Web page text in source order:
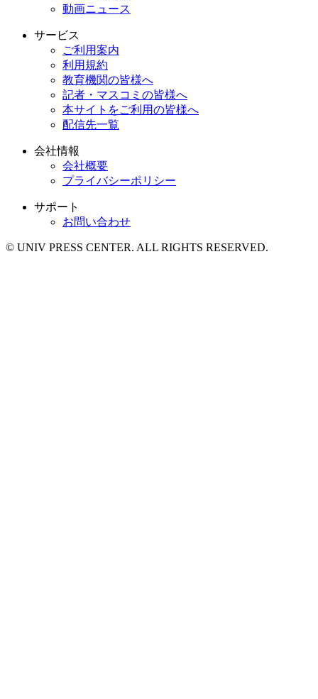
動画ニュース
サービス
ご利用案内
利用規約
教育機関の皆様へ
記者・マスコミの皆様へ
本サイトをご利用の皆様へ
配信先一覧
会社情報
会社概要
プライバシーポリシー
サポート
お問い合わせ
© UNIV PRESS CENTER. ALL RIGHTS RESERVED.